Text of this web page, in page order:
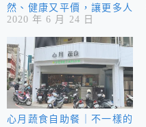
然、健康又平價，讓更多人
有幾會参以救地球，減少環
境汙染，好處多多⋯
2020 年 6 月 24 日
心月蔬食自助餐｜不一樣的